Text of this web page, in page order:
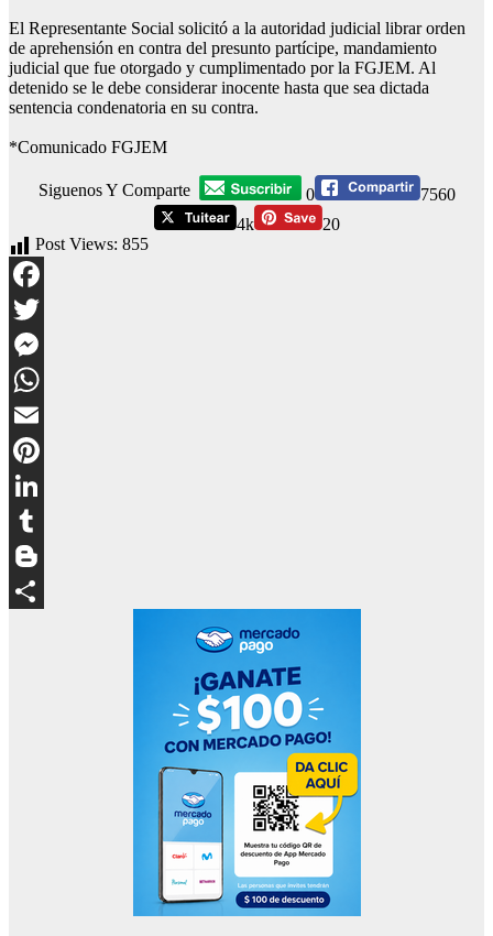
El Representante Social solicitó a la autoridad judicial librar orden
de aprehensión en contra del presunto partícipe, mandamiento
judicial que fue otorgado y cumplimentado por la FGJEM. Al
detenido se le debe considerar inocente hasta que sea dictada
sentencia condenatoria en su contra.
*Comunicado FGJEM
Siguenos Y Comparte 0
7560
4k
20
Post Views: 855
Facebook
Twitter
Messenger
WhatsApp
Email
Pinterest
LinkedIn
Tumblr
Blogger